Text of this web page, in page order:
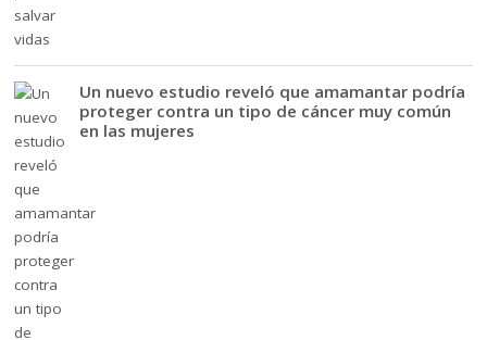
Un nuevo estudio reveló que amamantar podría
proteger contra un tipo de cáncer muy común
en las mujeres